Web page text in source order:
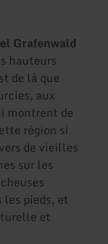
Grafenwald
hauteurs
de là que
aux
montrent de
région si
de vieilles
sur les
les pieds, et
et